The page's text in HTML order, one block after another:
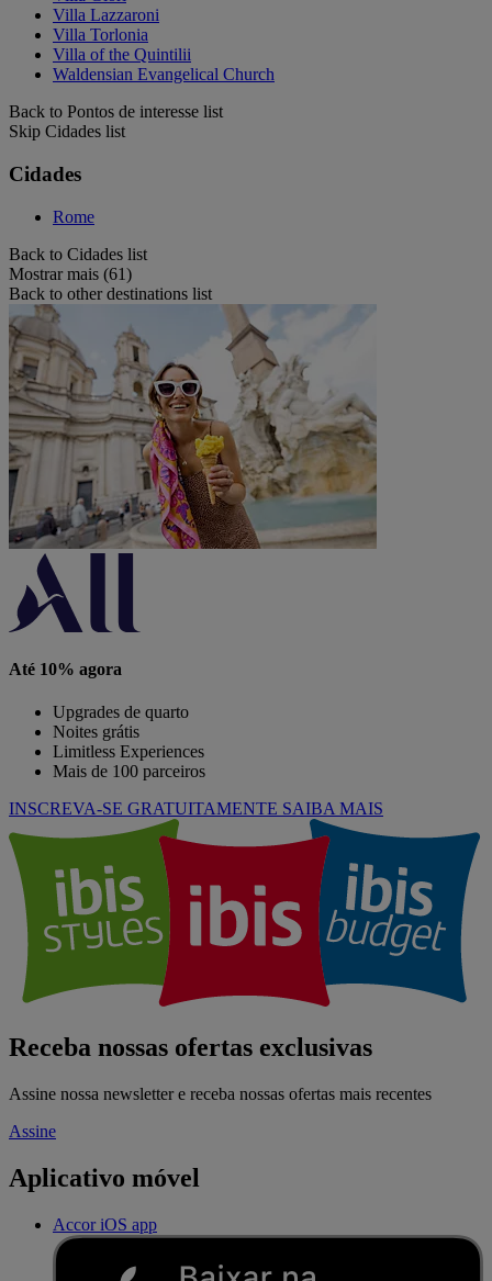
Villa Lazzaroni
Villa Torlonia
Villa of the Quintilii
Waldensian Evangelical Church
Back to Pontos de interesse list
Skip Cidades list
Cidades
Rome
Back to Cidades list
Mostrar mais (61)
Back to other destinations list
Até 10% agora
Upgrades de quarto
Noites grátis
Limitless Experiences
Mais de 100 parceiros
INSCREVA-SE GRATUITAMENTE SAIBA MAIS
Receba nossas ofertas exclusivas
Assine nossa newsletter e receba nossas ofertas mais recentes
Assine
Aplicativo móvel
Accor iOS app